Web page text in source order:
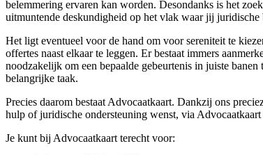
belemmering ervaren kan worden. Desondanks is het
uitmuntende deskundigheid op het vlak waar jij
Het ligt eventueel voor de hand om voor sereniteit te
offertes naast elkaar te leggen. Er bestaat immers
noodzakelijk om een bepaalde gebeurtenis in juiste
belangrijke taak.
Precies daarom bestaat Advocaatkaart. Dankzij ons
hulp of juridische ondersteuning wenst, via
Je kunt bij Advocaatkaart terecht voor: